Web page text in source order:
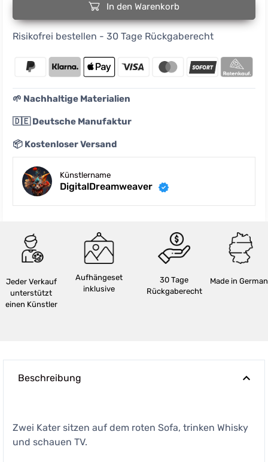
In den Warenkorb
Risikofrei bestellen - 30 Tage Rückgaberecht
🌱 Nachhaltige Materialien
🇩🇪 Deutsche Manufaktur
📦 Kostenloser Versand
Künstlername
DigitalDreamweaver
Jeder Verkauf
unterstützt
einen Künstler
Aufhängeset
inklusive
30 Tage
Rückgaberecht
Made in
Beschreibung
Zwei Kater sitzen auf dem roten Sofa, trinken Whisky
und schauen TV.